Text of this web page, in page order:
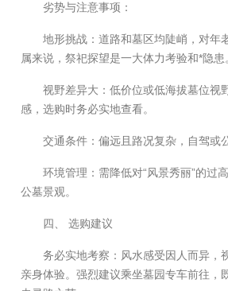
劣势与注意事项：
地形挑战：道路和墓区均陡峭，对年
属来说，祭祀探望是一大体力考验和*隐患
视野差异大：低价位或低海拔墓位视
感，选购时务必实地查看。
交通条件：偏远且路况复杂，自驾或
环境管理：需降低对“风景秀丽”的过
公墓景观。
‍四、 选购建议
务必实地考察：风水感受因人而异，
亲身体验。强烈建议乘坐墓园专车前往，